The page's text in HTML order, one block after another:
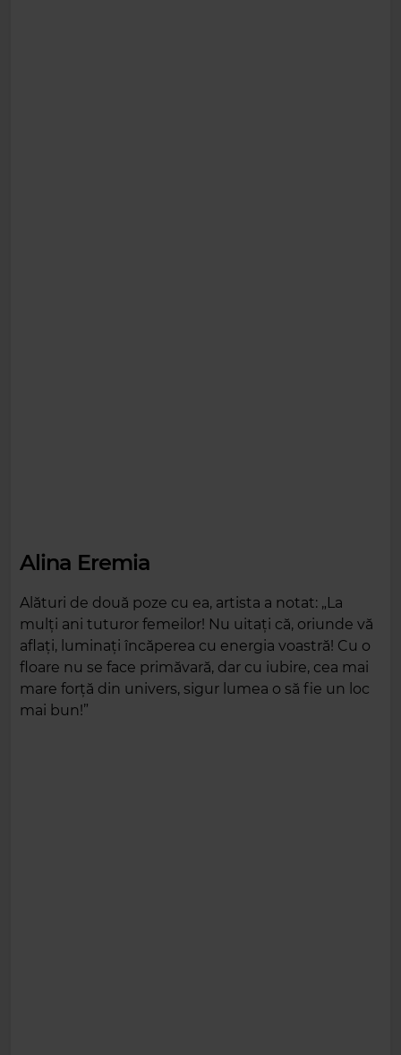
Alina Eremia
Alături de două poze cu ea, artista a notat: „La
mulți ani tuturor femeilor! Nu uitați că, oriunde vă
aflați, luminați încăperea cu energia voastră! Cu o
floare nu se face primăvară, dar cu iubire, cea mai
mare forță din univers, sigur lumea o să fie un loc
mai bun!”